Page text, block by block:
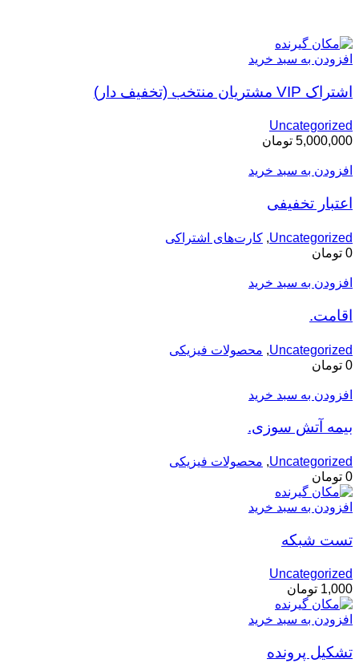
افزودن به سبد خرید
اشتراک VIP مشتریان منتخب (تخفیف دار)
Uncategorized
5,000,000 تومان
افزودن به سبد خرید
اعتبار تخفیفی
Uncategorized
, کارت‌های اشتراکی
0 تومان
افزودن به سبد خرید
اقامت.
Uncategorized
, محصولات فیزیکی
0 تومان
افزودن به سبد خرید
بیمه آتش سوزی.
Uncategorized
, محصولات فیزیکی
0 تومان
افزودن به سبد خرید
تست شبکه
Uncategorized
1,000 تومان
افزودن به سبد خرید
تشکیل پرونده